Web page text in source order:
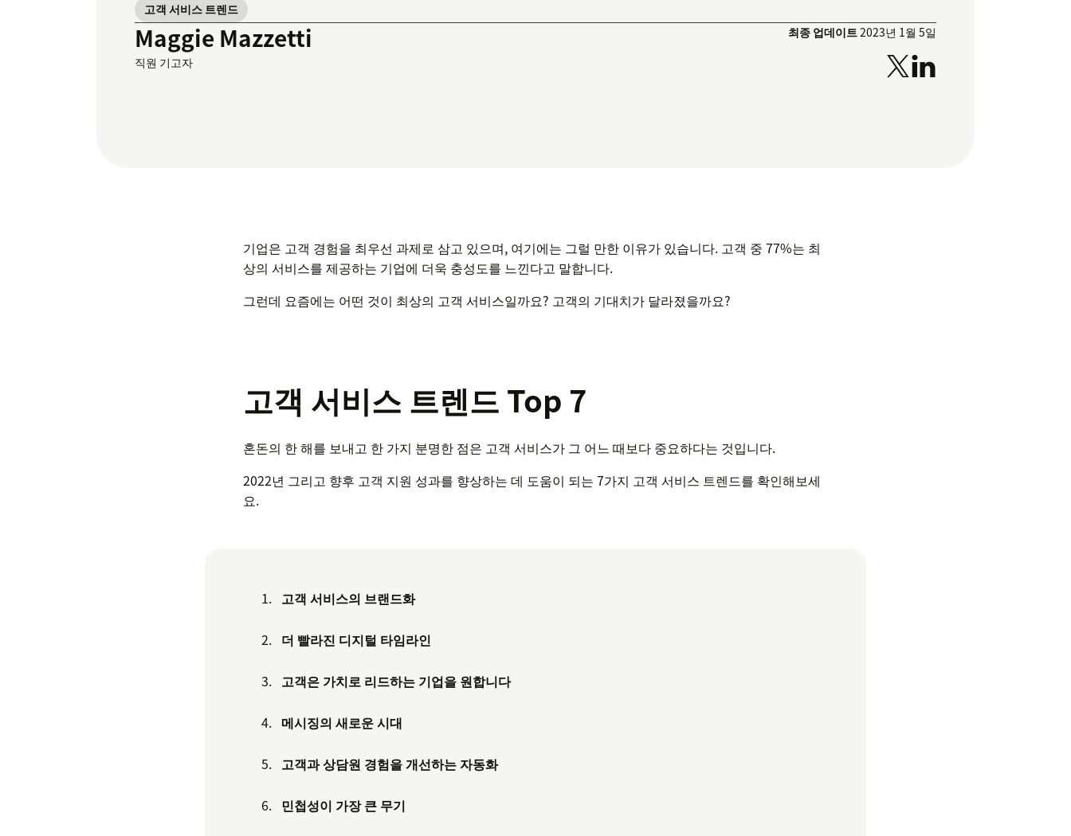
고객 서비스 트렌드
Maggie Mazzetti
직원 기고자
최종 업데이트2023년 1월 5일
기업은 고객 경험을 최우선 과제로 삼고 있으며, 여기에는 그럴 만한 이유가 있습니다. 고객 중 77%는 최
상의 서비스를 제공하는 기업에 더욱 충성도를 느낀다고 말합니다.
그런데 요즘에는 어떤 것이 최상의 고객 서비스일까요? 고객의 기대치가 달라졌을까요?
고객 서비스 트렌드 Top 7
혼돈의 한 해를 보내고 한 가지 분명한 점은 고객 서비스가 그 어느 때보다 중요하다는 것입니다.
2022년 그리고 향후 고객 지원 성과를 향상하는 데 도움이 되는 7가지 고객 서비스 트렌드를 확인해보세
요.
고객 서비스의 브랜드화
더 빨라진 디지털 타임라인
고객은 가치로 리드하는 기업을 원합니다
메시징의 새로운 시대
고객과 상담원 경험을 개선하는 자동화
민첩성이 가장 큰 무기